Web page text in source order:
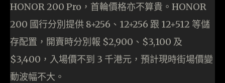
HONOR 200 Pro，首輪價格亦不算貴。HONOR
200 國行分別提供 8+256、12+256 跟 12+512 等儲
存配置，開賣時分別報 $2,900、$3,100 及
$3,400，入場價不到 3 千港元，預計現時街場價變
動波幅不大。